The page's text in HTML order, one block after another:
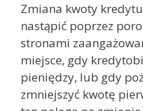
Zmiana kwoty
nastąpić poprzez
stronami
miejsce, gdy
pieniędzy, lub gdy
zmniejszyć kwotę